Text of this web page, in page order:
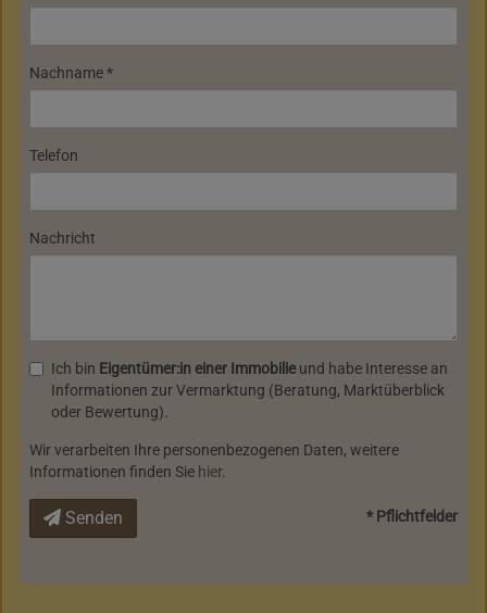
Nachname
Telefon
Nachricht
Ich bin Eigentümer:in einer Immobilieund habe Interesse an
Informationen zur Vermarktung (Beratung, Marktüberblick
oder Bewertung).
Wir verarbeiten Ihre personenbezogenen Daten, weitere
Informationen finden Sie hier.
Senden * Pflichtfelder